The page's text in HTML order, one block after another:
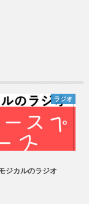
ラジオ
ジカルのラジオ